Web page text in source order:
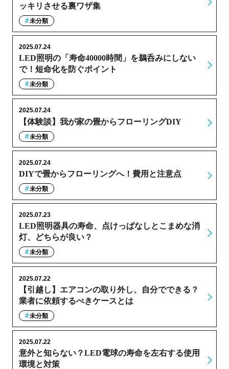
ッキリさせる裏ワザ集
未分類
LED照明の「寿命40000時間」を鵜呑みにしない
で！短命化を防ぐポイント
2025.07.24
未分類
【体験談】我が家の畳からフローリングDIY
2025.07.24
未分類
DIYで畳からフローリングへ！費用と注意点
2025.07.24
未分類
LED照明器具の寿命、点けっぱなしとこまめな消
灯、どちらが良い？
2025.07.23
未分類
【引越し】エアコンの取り外し、自分でできる？
業者に依頼するべきケースとは
2025.07.22
未分類
意外と知らない？LED電球の寿命を左右する使用
環境と対策
2025.07.22